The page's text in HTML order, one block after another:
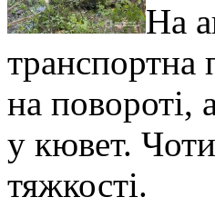
На
транспортна
на повороті,
у кювет.
тяжкості.